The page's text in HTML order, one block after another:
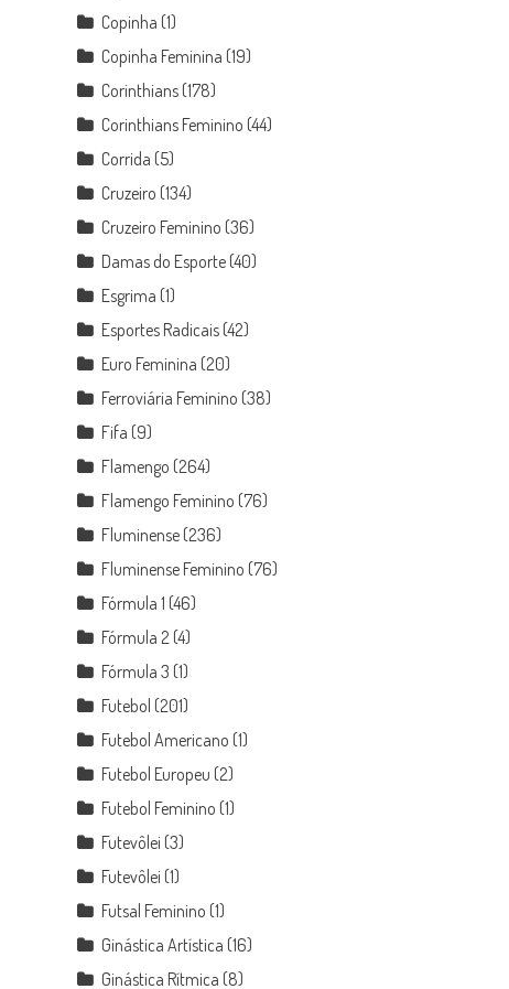
Copinha (1)
Copinha Feminina (19)
Corinthians (178)
Corinthians Feminino (44)
Corrida (5)
Cruzeiro (134)
Cruzeiro Feminino (36)
Damas do Esporte (40)
Esgrima (1)
Esportes Radicais (42)
Euro Feminina (20)
Ferroviária Feminino (38)
Fifa (9)
Flamengo (264)
Flamengo Feminino (76)
Fluminense (236)
Fluminense Feminino (76)
Fórmula 1 (46)
Fórmula 2 (4)
Fórmula 3 (1)
Futebol (201)
Futebol Americano (1)
Futebol Europeu (2)
Futebol Feminino (1)
Futevôlei (3)
Futevôlei (1)
Futsal Feminino (1)
Ginástica Artística (16)
Ginástica Rítmica (8)